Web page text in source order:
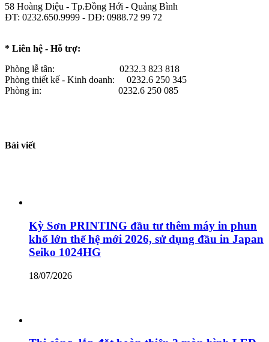
58 Hoàng Diệu - Tp.Đồng Hới - Quảng Bình
ĐT: 0232.650.9999 - DĐ: 0988.72 99 72
* Liên hệ - Hỗ trợ:
Phòng lễ tân: 0232.3 823 818
Phòng thiết kế - Kinh doanh: 0232.6 250 345
Phòng in: 0232.6 250 085
Bài viết
Kỳ Sơn PRINTING đầu tư thêm máy in phun
khổ lớn thế hệ mới 2026, sử dụng đầu in Japan
Seiko 1024HG
18/07/2026